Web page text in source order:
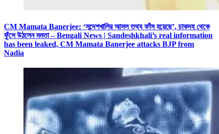
CM Mamata Banerjee: ‘সন্দেশখালির আসল তথ্য ফাঁস হয়েছে’, চাকদহ থেকে
ফুঁসে উঠলেন মমতা – Bengali News | Sandeshkhali’s real information
has been leaked, CM Mamata Banerjee attacks BJP from
Nadia